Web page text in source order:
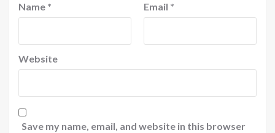
Name * Email *
Website
Save my name, email, and website in this browser